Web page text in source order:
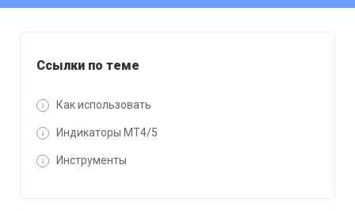
Ссылки по теме
Как использовать
Индикаторы MT4/5
Инструменты